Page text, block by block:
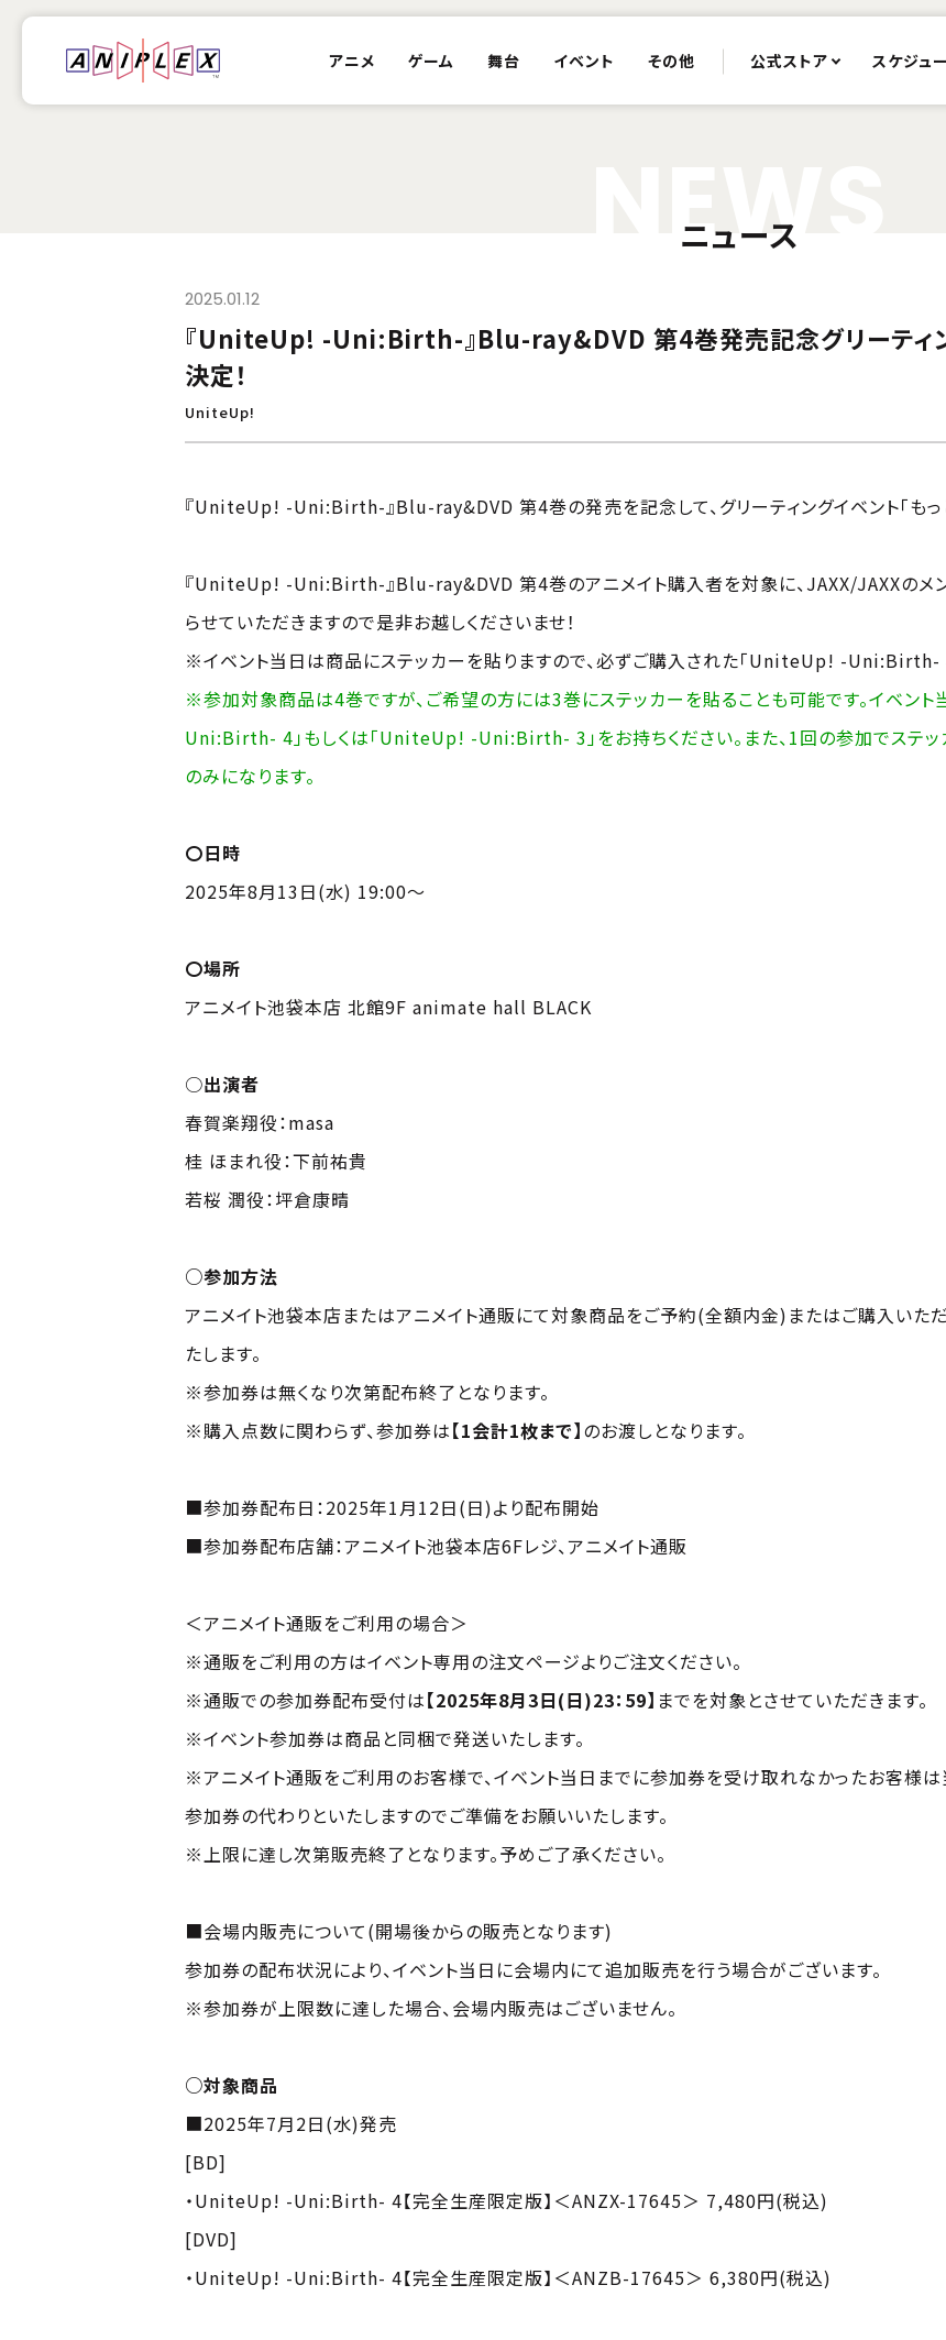
アニメ ゲーム 舞台 イベント その他 公式ストア スケジュ
EW
ニュース
2025.01.12
『UniteUp! -Uni:Birth-』Blu-ray&DVD 第4巻発売記念グリーティン
決定！
UniteUp!
『UniteUp! -Uni:Birth-』Blu-ray&DVD 第4巻の発売を記念して、グリーティングイベント「もっ
『UniteUp! -Uni:Birth-』Blu-ray&DVD 第4巻のアニメイト購入者を対象に、JAXX/JAXXのメ
らせていただきますので是非お越しくださいませ！
※イベント当日は商品にステッカーを貼りますので、必ずご購入された「UniteUp! -Uni:Birth- 4
※参加対象商品は4巻ですが、ご希望の方には3巻にステッカーを貼ることも可能です。イベン
Uni:Birth- 4」もしくは「UniteUp! -Uni:Birth- 3」をお持ちください。また、1回の参加でステ
のみになります。
〇日時
2025年8月13日(水) 19:00～
〇場所
アニメイト池袋本店 北館9F animate hall BLACK
○出演者
春賀楽翔役：masa
桂 ほまれ役：下前祐貴
若桜 潤役：坪倉康晴
○参加方法
アニメイト池袋本店またはアニメイト通販にて対象商品をご予約(全額内金)またはご購入いた
たします。
※参加券は無くなり次第配布終了となります。
※購入点数に関わらず、参加券は【1会計1枚まで】のお渡しとなります。
■参加券配布日：2025年1月12日(日)より配布開始
■参加券配布店舗：アニメイト池袋本店6Fレジ、アニメイト通販
＜アニメイト通販をご利用の場合＞
※通販をご利用の方はイベント専用の注文ページよりご注文ください。
※通販での参加券配布受付は【2025年8月3日(日)23：59】 までを対象とさせていただきます。
※イベント参加券は商品と同梱で発送いたします。
※アニメイト通販をご利用のお客様で、イベント当日までに参加券を受け取れなかったお客様
参加券の代わりといたしますのでご準備をお願いいたします。
※上限に達し次第販売終了となります。予めご了承ください。
■会場内販売について(開場後からの販売となります)
参加券の配布状況により、イベント当日に会場内にて追加販売を行う場合がございます。
※参加券が上限数に達した場合、会場内販売はございません。
○対象商品
■2025年7月2日(水)発売
[BD]
・UniteUp! -Uni:Birth- 4【完全生産限定版】＜ANZX-17645＞ 7,480円(税込)
[DVD]
・UniteUp! -Uni:Birth- 4【完全生産限定版】＜ANZB-17645＞ 6,380円(税込)